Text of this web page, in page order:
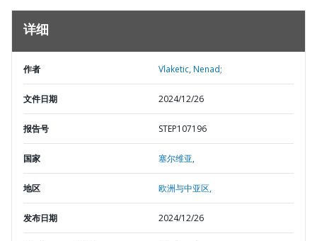
详细
作者 Vlaketic, Nenad;
文件日期 2024/12/26
报告号 STEP107196
国家 塞尔维亚,
地区 欧洲与中亚区,
发布日期 2024/12/26